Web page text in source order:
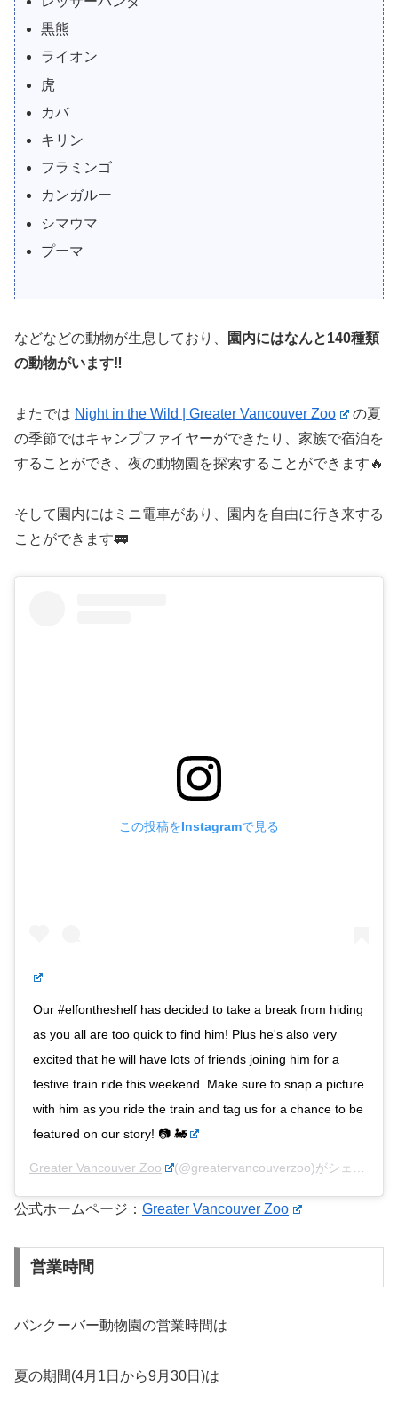
黒熊
ライオン
虎
カバ
キリン
フラミンゴ
カンガルー
シマウマ
プーマ
などなどの動物が生息しており、
園内にはなんと140種類
の動物がいます‼️
またでは Night in the Wild | Greater Vancouver Zoo
の夏
の季節ではキャンプファイヤーができたり、家族で宿泊を
することができ、夜の動物園を探索することができます🔥
そして園内にはミニ電車があり、園内を自由に行き来する
ことができます🚃
この投稿をInstagramで見る
Our #elfontheshelf has decided to take a break from hiding
as you all are too quick to find him! Plus he's also very
excited that he will have lots of friends joining him for a
festive train ride this weekend. Make sure to snap a picture
with him as you ride the train and tag us for a chance to be
featured on our story! 📷 🚂
Greater Vancouver Zoo (@greatervancouverzoo)がシェアした投稿 –
公式ホームページ： Greater Vancouver Zoo
営業時間
バンクーバー動物園の営業時間は
夏の期間(4月1日から9月30日)は